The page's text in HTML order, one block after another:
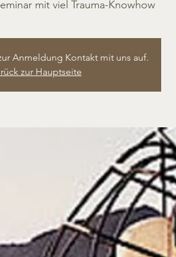
mit viel Trauma-Knowhow
Anmeldung Kontakt mit uns auf.
zur Hauptseite